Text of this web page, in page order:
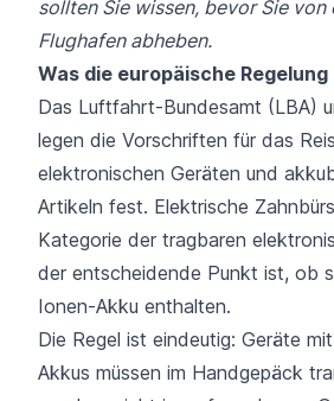
sollten Sie wissen, bevor Sie von
Flughafen abheben.
Was die europäische
Das Luftfahrt-Bundesamt (LBA)
legen die Vorschriften für das
elektronischen Geräten und
Artikeln fest. Elektrische
Kategorie der tragbaren
der entscheidende Punkt ist, ob
Ionen-Akku enthalten.
Die Regel ist eindeutig: Geräte
Akkus müssen im Handgepäck